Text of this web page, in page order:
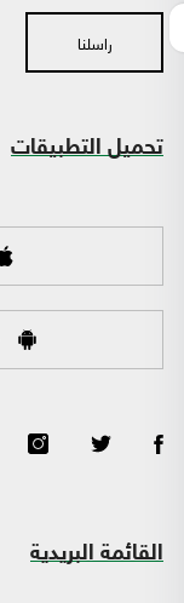
راسلنا
تحميل التطبيقات
القائمة البريدية